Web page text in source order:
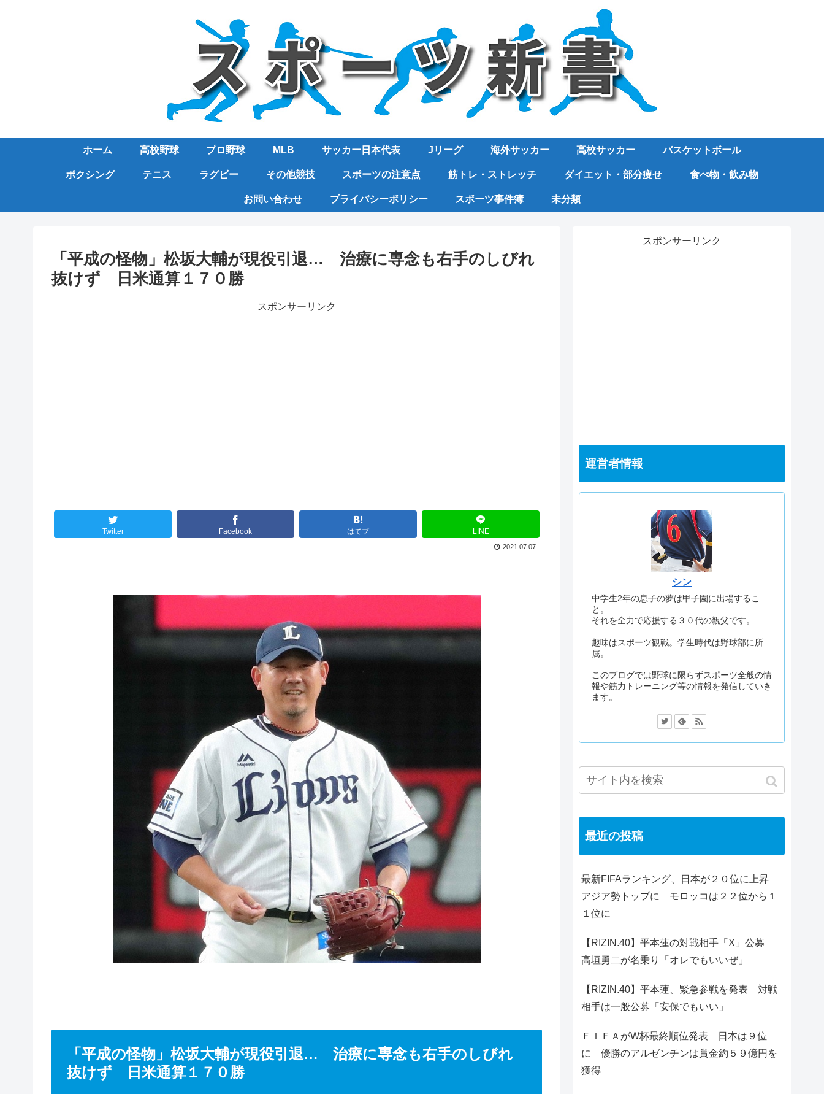
ホーム 高校野球 プロ野球 MLB サッカー日本代表 Jリーグ 海外サッカー 高校サッカー バスケットボール
ボクシング テニス ラグビー その他競技 スポーツの注意点 筋トレ・ストレッチ ダイエット・部分痩せ 食べ物・飲み物
お問い合わせ プライバシーポリシー スポーツ事件簿 未分類
「平成の怪物」松坂大輔が現役引退… 治療に専念も右手のしびれ
抜けず 日米通算１７０勝
スポンサーリンク
Twitter Facebook はてブ LINE
2021.07.07
「平成の怪物」松坂大輔が現役引退… 治療に専念も右手のしびれ
抜けず 日米通算１７０勝
スポンサーリンク
運営者情報
シン
中学生2年の息子の夢は甲子園に出場するこ
と。
それを全力で応援する３０代の親父です。
趣味はスポーツ観戦。学生時代は野球部に所
属。
このブログでは野球に限らずスポーツ全般の情
報や筋力トレーニング等の情報を発信していき
ます。
最近の投稿
最新FIFAランキング、日本が２０位に上昇
アジア勢トップに モロッコは２２位から１
１位に
【RIZIN.40】平本蓮の対戦相手「X」公募
高垣勇二が名乗り「オレでもいいぜ」
【RIZIN.40】平本蓮、緊急参戦を発表 対戦
相手は一般公募「安保でもいい」
ＦＩＦＡがW杯最終順位発表 日本は９位
に 優勝のアルゼンチンは賞金約５９億円を
獲得